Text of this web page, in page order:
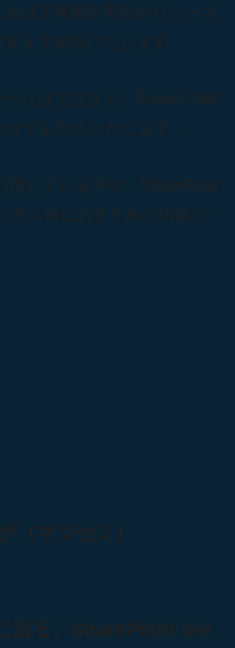
ける準備や実行のリソース
えて紹介いたします。
だけではなく、Power Platf
てお伝えいたします。
用している方や、SharePoint
方へ特におすすめの内容で
マジセミ）
る、SharePoint Ser